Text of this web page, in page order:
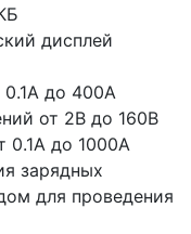
дисплей
0.1А до 400А
от 2В до 160В
0.1А до 1000А
зарядных
для проведения